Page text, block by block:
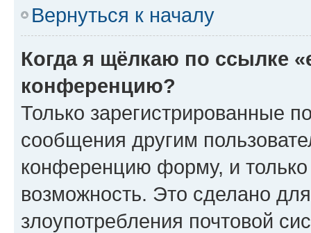
Вернуться к началу
Когда я щёлкаю по ссылке
конференцию?
Только зарегистрированные
сообщения другим
конференцию форму, и
возможность. Это сделано
злоупотребления почтовой